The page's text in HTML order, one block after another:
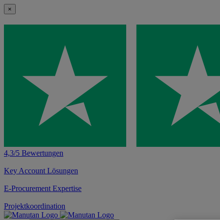
×
4,3/5 Bewertungen
Key Account Lösungen
E-Procurement Expertise
Projektkoordination